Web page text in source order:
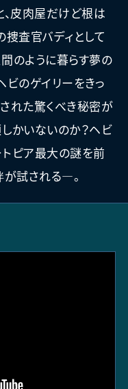
、皮肉屋だけど根は
捜査官バディとして
のように暮らす夢の
のゲイリーをきっ
れた驚くべき秘密が
かいないのか？ヘビ
ピア最大の謎を前
が試される―。